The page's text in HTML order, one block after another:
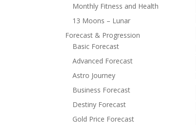
Monthly Fitness and Health
13 Moons – Lunar
Forecast & Progression
Basic Forecast
Advanced Forecast
Astro Journey
Business Forecast
Destiny Forecast
Gold Price Forecast